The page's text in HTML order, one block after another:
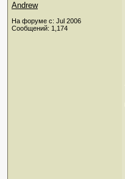
Andrew
На форуме с: Jul 2006
Сообщений: 1,174